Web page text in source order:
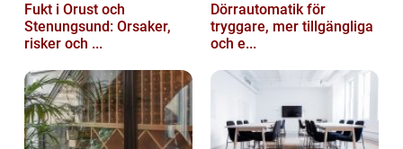
Fukt i Orust och
Stenungsund: Orsaker,
risker och ...
Dörrautomatik för
tryggare, mer tillgängliga
och e...